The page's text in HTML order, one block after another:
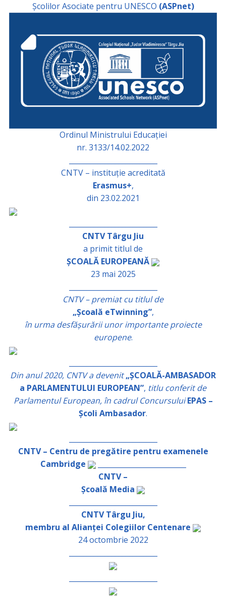
Școlilor Asociate pentru UNESCO (ASPnet)
Ordinul Ministrului Educației
nr. 3133/14.02.2022
CNTV – instituție acreditată
Erasmus+,
din 23.02.2021
CNTV Târgu Jiu
a primit titlul de
ȘCOALĂ EUROPEANĂ
23 mai 2025
CNTV – premiat cu titlul de
„Școală eTwinning”,
în urma desfășurării unor importante proiecte
europene.
Din anul 2020, CNTV a devenit „ȘCOALĂ-AMBASADOR
a PARLAMENTULUI EUROPEAN”, titlu conferit de
Parlamentul European, în cadrul Concursului EPAS –
Școli Ambasador.
CNTV – Centru de pregătire pentru examenele
Cambridge
_________________________
CNTV –
Școală Media
CNTV Târgu Jiu,
membru al Alianței Colegiilor Centenare
24 octombrie 2022